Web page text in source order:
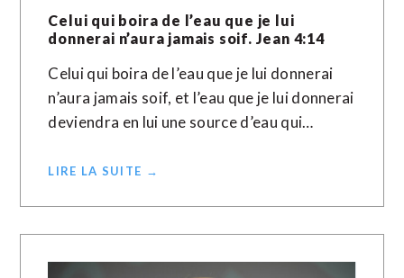
Celui qui boira de l’eau que je lui
donnerai n’aura jamais soif. Jean 4:14
Celui qui boira de l’eau que je lui donnerai
n’aura jamais soif, et l’eau que je lui donnerai
deviendra en lui une source d’eau qui…
LIRE LA SUITE →